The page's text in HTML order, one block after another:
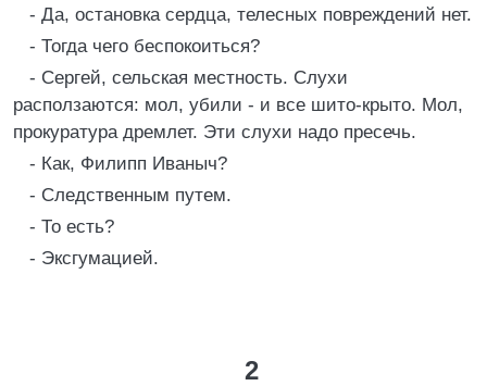
- Да, остановка сердца, телесных повреждений нет.
- Тогда чего беспокоиться?
- Сергей, сельская местность. Слухи
расползаются: мол, убили - и все шито-крыто. Мол,
прокуратура дремлет. Эти слухи надо пресечь.
- Как, Филипп Иваныч?
- Следственным путем.
- То есть?
- Эксгумацией.
2